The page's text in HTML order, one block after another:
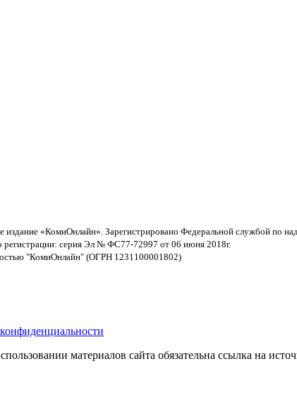
издание «КомиОнлайн». Зарегистрировано Федеральной службой по
регистрации: серия Эл № ФС77-72997 от 06 июня 2018г.
"КомиОнлайн" (ОГРН 1231100001802)
материалов сайта обязательна ссылка на